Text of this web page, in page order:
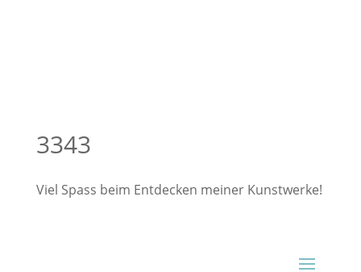
3343
Viel Spass beim Entdecken meiner Kunstwerke!